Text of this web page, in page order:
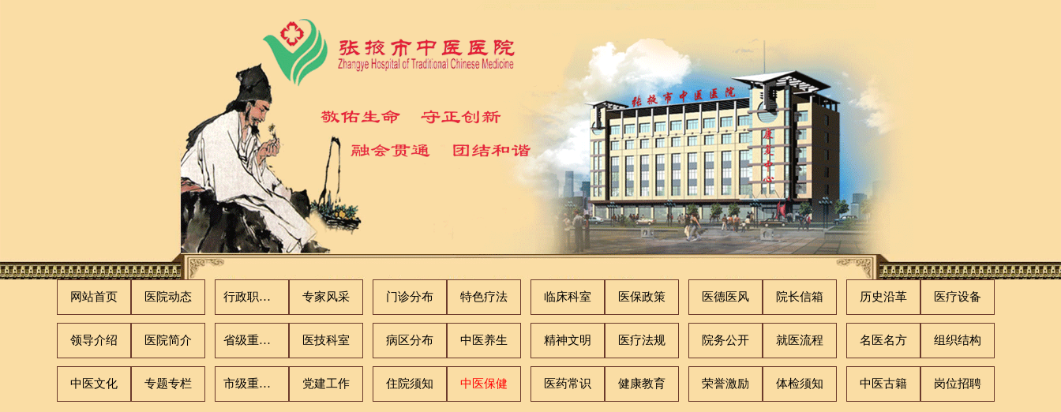
网站首页 医院动态 行政职能科室 专家风采 门诊分布 特色疗法 临床科室 医保政策 医德医风 院长信箱 历史沿革 医疗设备
领导介绍 医院简介 省级重点专科 医技科室 病区分布 中医养生 精神文明 医疗法规 院务公开 就医流程 名医名方 组织结构
中医文化 专题专栏 市级重点专科 党建工作 住院须知 中医保健 医药常识 健康教育 荣誉激励 体检须知 中医古籍 岗位招聘